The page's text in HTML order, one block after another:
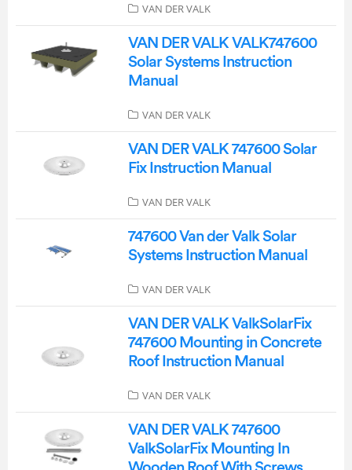
VAN DER VALK
VAN DER VALK VALK747600
Solar Systems Instruction
Manual
VAN DER VALK
VAN DER VALK 747600 Solar
Fix Instruction Manual
VAN DER VALK
747600 Van der Valk Solar
Systems Instruction Manual
VAN DER VALK
VAN DER VALK ValkSolarFix
747600 Mounting in Concrete
Roof Instruction Manual
VAN DER VALK
VAN DER VALK 747600
ValkSolarFix Mounting In